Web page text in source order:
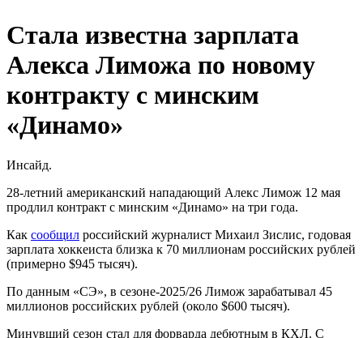
Стала известна зарплата
Алекса Лиможа по новому
контракту с минским
«Динамо»
Инсайд.
28-летний американский нападающий Алекс Лимож 12 мая
продлил контракт с минским «Динамо» на три года.
Как сообщил российский журналист Михаил Зислис, годовая
зарплата хоккеиста близка к 70 миллионам российских рублей
(примерно $945 тысяч).
По данным «СЭ», в сезоне-2025/26 Лимож зарабатывал 45
миллионов российских рублей (около $600 тысяч).
Минувший сезон стал для форварда дебютным в КХЛ. С